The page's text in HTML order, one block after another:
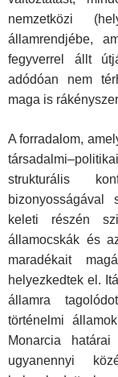
nemzetközi
államrendjébe,
fegyverrel állt
adódóan nem
maga is
A forradalom,
strukturális
bizonyosságával
keleti részén
államocskák és
maradékait
helyezkedtek el.
államra
történelmi
Monarcia
ugyanennyi